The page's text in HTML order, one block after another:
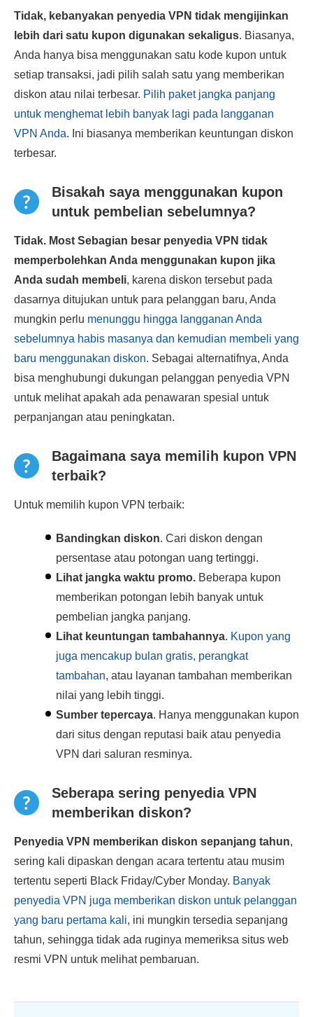
Tidak, kebanyakan penyedia VPN tidak mengijinkan
lebih dari satu kupon digunakan sekaligus. Biasanya,
Anda hanya bisa menggunakan satu kode kupon untuk
setiap transaksi, jadi pilih salah satu yang memberikan
diskon atau nilai terbesar. Pilih paket jangka panjang
untuk menghemat lebih banyak lagi pada langganan
VPN Anda. Ini biasanya memberikan keuntungan diskon
terbesar.
Bisakah saya menggunakan kupon
untuk pembelian sebelumnya?
Tidak. Most Sebagian besar penyedia VPN tidak
memperbolehkan Anda menggunakan kupon jika
Anda sudah membeli, karena diskon tersebut pada
dasarnya ditujukan untuk para pelanggan baru, Anda
mungkin perlu menunggu hingga langganan Anda
sebelumnya habis masanya dan kemudian membeli yang
baru menggunakan diskon. Sebagai alternatifnya, Anda
bisa menghubungi dukungan pelanggan penyedia VPN
untuk melihat apakah ada penawaran spesial untuk
perpanjangan atau peningkatan.
Bagaimana saya memilih kupon VPN
terbaik?
Untuk memilih kupon VPN terbaik:
Bandingkan diskon. Cari diskon dengan
persentase atau potongan uang tertinggi.
Lihat jangka waktu promo. Beberapa kupon
memberikan potongan lebih banyak untuk
pembelian jangka panjang.
Lihat keuntungan tambahannya. Kupon yang
juga mencakup bulan gratis, perangkat
tambahan, atau layanan tambahan memberikan
nilai yang lebih tinggi.
Sumber tepercaya. Hanya menggunakan kupon
dari situs dengan reputasi baik atau penyedia
VPN dari saluran resminya.
Seberapa sering penyedia VPN
memberikan diskon?
Penyedia VPN memberikan diskon sepanjang tahun,
sering kali dipaskan dengan acara tertentu atau musim
tertentu seperti Black Friday/Cyber Monday. Banyak
penyedia VPN juga memberikan diskon untuk pelanggan
yang baru pertama kali, ini mungkin tersedia sepanjang
tahun, sehingga tidak ada ruginya memeriksa situs web
resmi VPN untuk melihat pembaruan.